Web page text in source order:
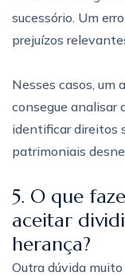
sucessório. Um
prejuízos
Nesses casos, um
consegue analisar
identificar direitos
patrimoniais
5. O que
aceitar
herança?
Outra dúvida